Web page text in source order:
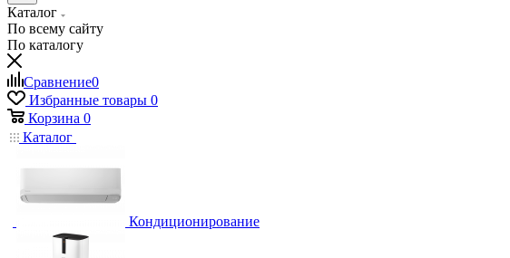
Каталог
По всему сайту
По каталогу
Сравнение0
Избранные товары 0
Корзина 0
Каталог
Кондиционирование